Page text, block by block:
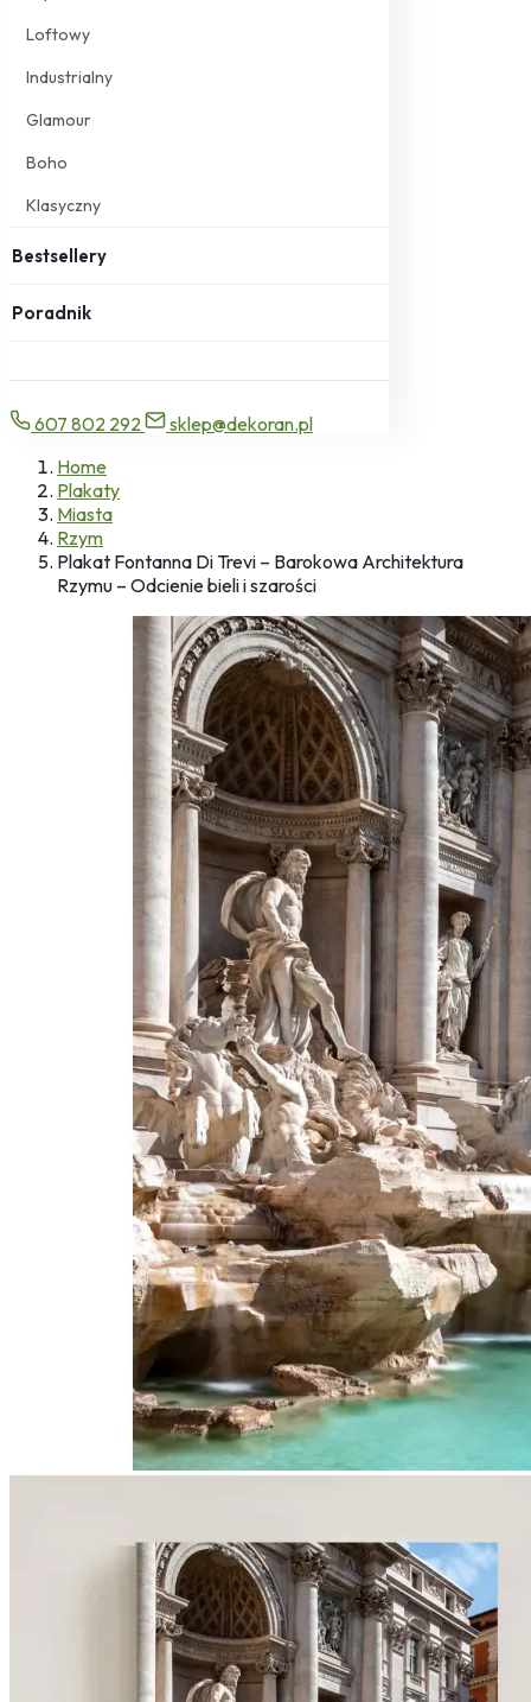
Loftowy
Industrialny
Glamour
Boho
Klasyczny
Bestsellery
Poradnik
607 802 292
sklep@dekoran.pl
Home
Plakaty
Miasta
Rzym
Plakat Fontanna Di Trevi – Barokowa Architektura
Rzymu – Odcienie bieli i szarości